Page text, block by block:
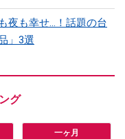
夜も幸せ…！話題の台
」3選
一ヶ月